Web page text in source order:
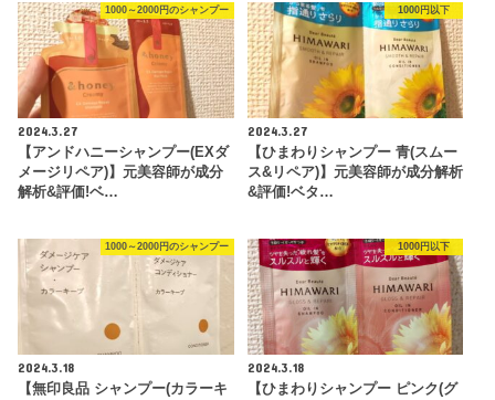
1000～2000円のシャンプー
2024.3.27
【アンドハニーシャンプー(EXダ
メージリペア)】元美容師が成分
解析&評価!ベ…
1000円以下
2024.3.27
【ひまわりシャンプー 青(スムー
ス&リペア)】元美容師が成分解析
&評価!ベタ…
1000～2000円のシャンプー
2024.3.18
【無印良品 シャンプー(カラーキ
1000円以下
2024.3.18
【ひまわりシャンプー ピンク(グ